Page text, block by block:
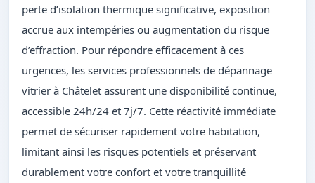
perte d’isolation thermique significative, exposition
accrue aux intempéries ou augmentation du risque
d’effraction. Pour répondre efficacement à ces
urgences, les services professionnels de dépannage
vitrier à Châtelet assurent une disponibilité continue,
accessible 24h/24 et 7j/7. Cette réactivité immédiate
permet de sécuriser rapidement votre habitation,
limitant ainsi les risques potentiels et préservant
durablement votre confort et votre tranquillité